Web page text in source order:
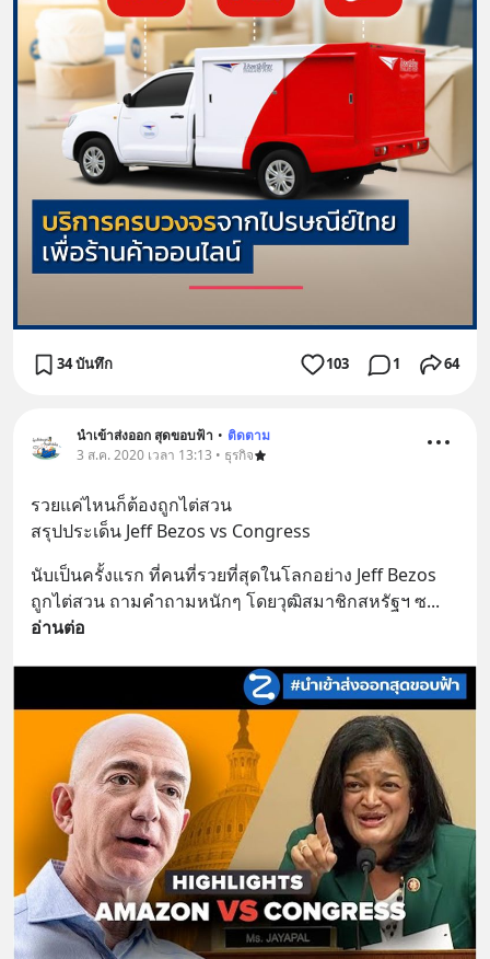
34 บันทึก 103 1 64
นำเข้าส่งออก สุดขอบฟ้า • ติดตาม
3 ส.ค. 2020 เวลา 13:13 • ธุรกิจ
รวยแค่ไหนก็ต้องถูกไต่สวน
สรุปประเด็น Jeff Bezos vs Congress
นับเป็นครั้งแรก ที่คนที่รวยที่สุดในโลกอย่าง Jeff Bezos
ถูกไต่สวน ถามคำถามหนักๆ โดยวุฒิสมาชิกสหรัฐฯ ซ
อ่านต่อ